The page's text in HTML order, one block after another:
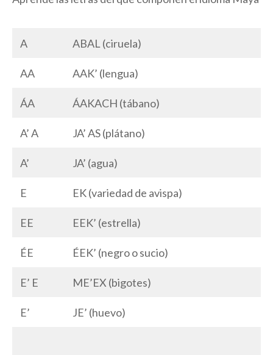
A ABAL (ciruela)
AA AAK’ (lengua)
ÁA ÁAKACH (tábano)
A’ A JA’ AS (plátano)
A’ JA’ (agua)
E EK (variedad de avispa)
EE EEK’ (estrella)
ÉE ÉEK’ (negro o sucio)
E’ E ME’EX (bigotes)
E’ JE’ (huevo)